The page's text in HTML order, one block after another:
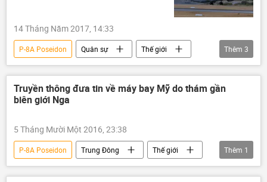
14 Tháng Năm 2017, 14:33
P-8A Poseidon Quân sự
Thế giới
Nga
Liên bang Nga Fox News
Thêm 3
Truyền thông đưa tin về máy bay Mỹ do thám gần
biên giới Nga
5 Tháng Mười Một 2016, 23:38
P-8A Poseidon Trung Đông
Thế giới
máy bay
Thêm 1